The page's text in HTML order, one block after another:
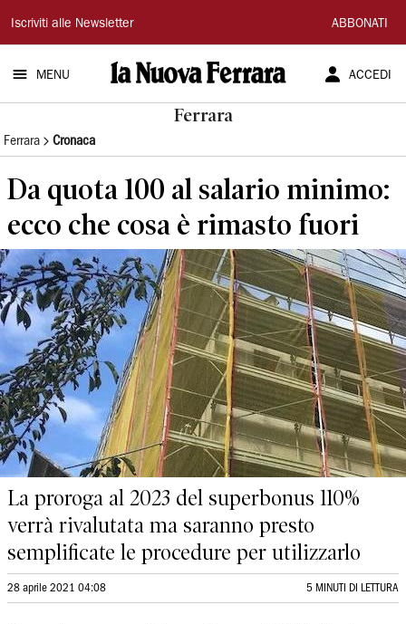
La
Nuova
Ferrara
Iscriviti alle Newsletter ABBONATI
MENU ACCEDI
Ferrara
Ferrara Cronaca
Da quota 100 al salario minimo:
ecco che cosa è rimasto fuori
La proroga al 2023 del superbonus 110%
verrà rivalutata ma saranno presto
semplificate le procedure per utilizzarlo
28 aprile 2021 04:08 5 MINUTI DI LETTURA